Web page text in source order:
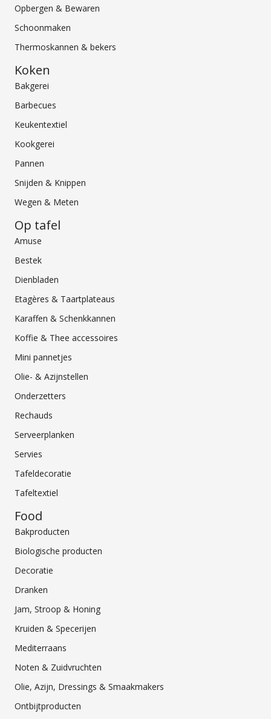
Opbergen & Bewaren
Schoonmaken
Thermoskannen & bekers
Koken
Bakgerei
Barbecues
Keukentextiel
Kookgerei
Pannen
Snijden & Knippen
Wegen & Meten
Op tafel
Amuse
Bestek
Dienbladen
Etagères & Taartplateaus
Karaffen & Schenkkannen
Koffie & Thee accessoires
Mini pannetjes
Olie- & Azijnstellen
Onderzetters
Rechauds
Serveerplanken
Servies
Tafeldecoratie
Tafeltextiel
Food
Bakproducten
Biologische producten
Decoratie
Dranken
Jam, Stroop & Honing
Kruiden & Specerijen
Mediterraans
Noten & Zuidvruchten
Olie, Azijn, Dressings & Smaakmakers
Ontbijtproducten